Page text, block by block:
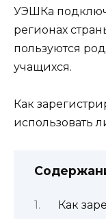
УЭШКа
регионах
пользуются
учащихся.
Как
использовать
Как